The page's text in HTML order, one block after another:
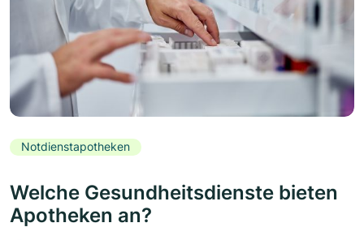
Notdienstapotheken
Welche Gesundheitsdienste bieten
Apotheken an?